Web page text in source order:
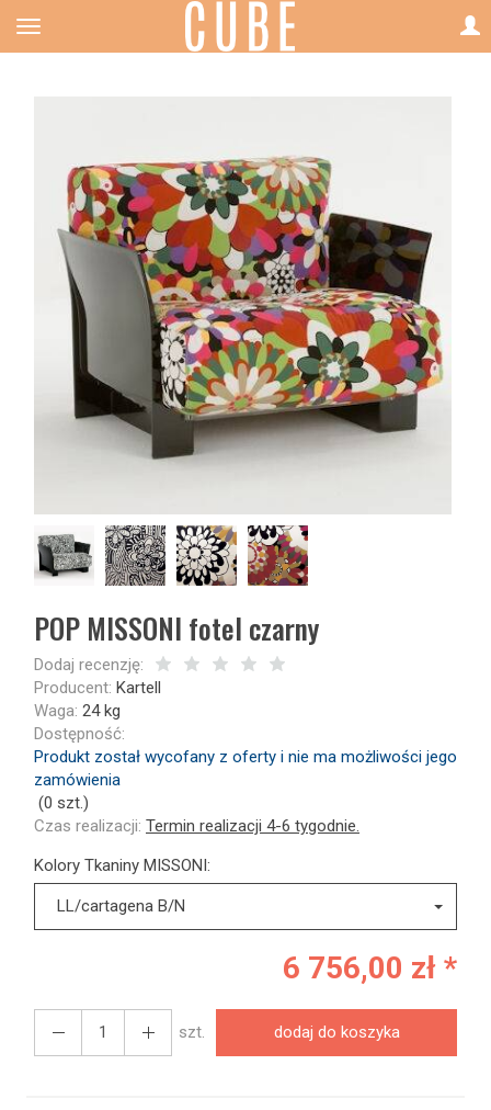
POP MISSONI fotel czarny
Dodaj recenzję:
Producent: Kartell
Waga: 24kg
Dostępność:
Produkt został wycofany z oferty i nie ma możliwości jego
zamówienia
(0 szt.)
Czas realizacji: Termin realizacji 4-6 tygodnie.
Kolory Tkaniny MISSONI:
LL/cartagena B/N
6 756,00 zł *
szt. dodaj do koszyka